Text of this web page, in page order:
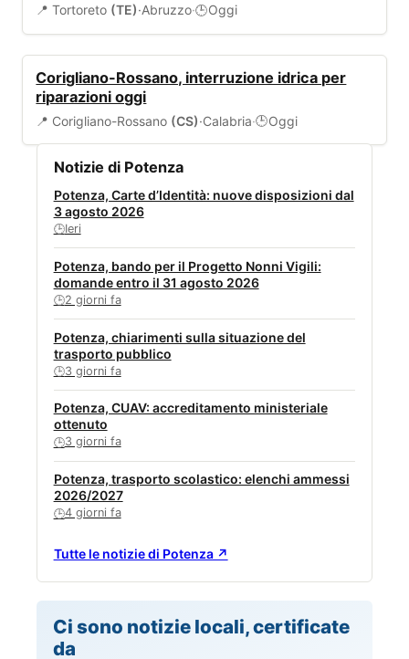
📍 Tortoreto (TE)·Abruzzo·🕒Oggi
Corigliano-Rossano, interruzione idrica per
riparazioni oggi
📍 Corigliano-Rossano (CS)·Calabria·🕒Oggi
Notizie di Potenza
Potenza, Carte d’Identità: nuove disposizioni dal
3 agosto 2026
🕒Ieri
Potenza, bando per il Progetto Nonni Vigili:
domande entro il 31 agosto 2026
🕒2 giorni fa
Potenza, chiarimenti sulla situazione del
trasporto pubblico
🕒3 giorni fa
Potenza, CUAV: accreditamento ministeriale
ottenuto
🕒3 giorni fa
Potenza, trasporto scolastico: elenchi ammessi
2026/2027
🕒4 giorni fa
Tutte le notizie di Potenza ↗
Ci sono notizie locali, certificate
da